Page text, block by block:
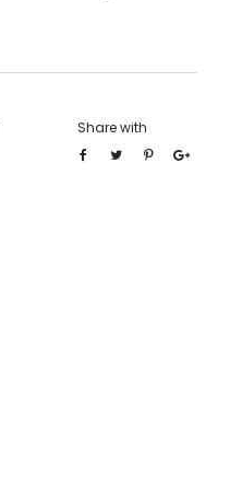
Share with